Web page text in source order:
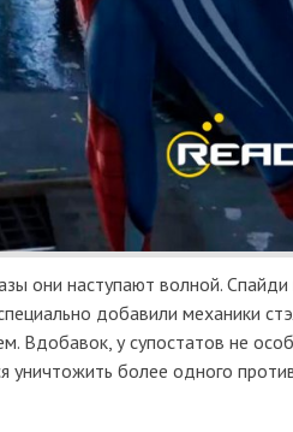
они наступают волной.
добавили механики
Вдобавок, у супостатов не
уничтожить более одного